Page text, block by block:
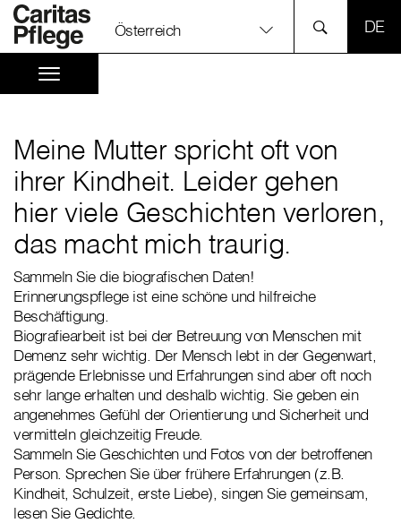
Österreich
Meine Mutter spricht oft von
ihrer Kindheit. Leider gehen
hier viele Geschichten verloren,
das macht mich traurig.
Sammeln Sie die biografischen Daten!
Erinnerungspflege ist eine schöne und hilfreiche
Beschäftigung.
Biografiearbeit ist bei der Betreuung von Menschen mit
Demenz sehr wichtig. Der Mensch lebt in der Gegenwart,
prägende Erlebnisse und Erfahrungen sind aber oft noch
sehr lange erhalten und deshalb wichtig. Sie geben ein
angenehmes Gefühl der Orientierung und Sicherheit und
vermitteln gleichzeitig Freude.
Sammeln Sie Geschichten und Fotos von der betroffenen
Person. Sprechen Sie über frühere Erfahrungen (z.B.
Kindheit, Schulzeit, erste Liebe), singen Sie gemeinsam,
lesen Sie Gedichte.